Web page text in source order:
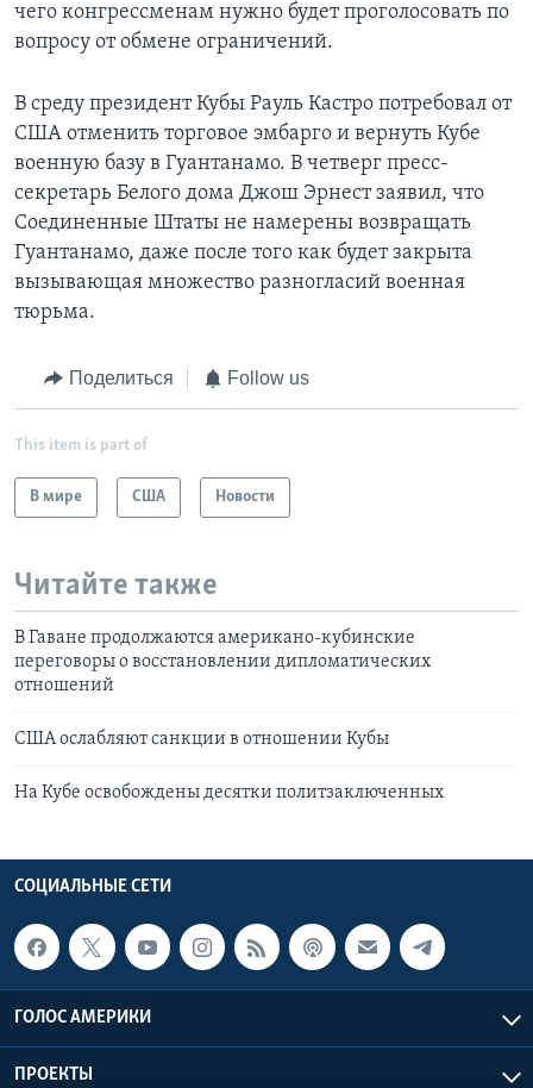
чего конгрессменам нужно будет проголосовать по
вопросу от обмене ограничений.
В среду президент Кубы Рауль Кастро потребовал от
США отменить торговое эмбарго и вернуть Кубе
военную базу в Гуантанамо. В четверг пресс-
секретарь Белого дома Джош Эрнест заявил, что
Соединенные Штаты не намерены возвращать
Гуантанамо, даже после того как будет закрыта
вызывающая множество разногласий военная
тюрьма.
Поделиться Follow us
This item is part of
В мире США Новости
Читайте также
В Гаване продолжаются американо-кубинские
переговоры о восстановлении дипломатических
отношений
США ослабляют санкции в отношении Кубы
На Кубе освобождены десятки политзаключенных
СОЦИАЛЬНЫЕ СЕТИ
ГОЛОС АМЕРИКИ
ПРОЕКТЫ